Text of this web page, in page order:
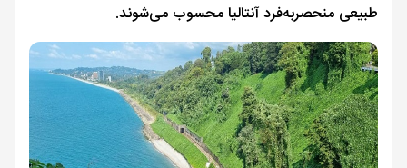
طبیعی منحصربه‌فرد آنتالیا محسوب می‌شوند.